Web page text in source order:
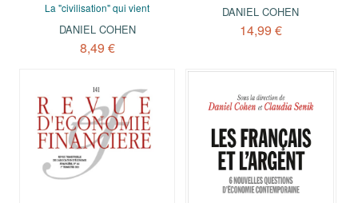
La "civilisation" qui vient
DANIEL COHEN
8,49 €
DANIEL COHEN
14,99 €